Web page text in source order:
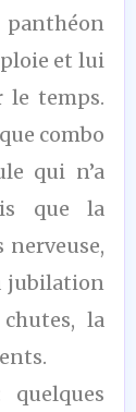
et lui
le temps.
combo
qui n’a
que la
jubilation
la